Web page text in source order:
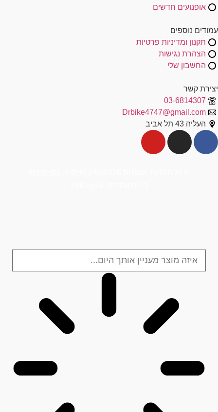
אופנועים חדשים
עמודים נוספים
תקנון ומדיניות פרטיות
הצהרת נגישות
החשבון שלי
יצירת קשר
03-6814307
Drbike4747@gmail.com
העליה 43 תל אביב